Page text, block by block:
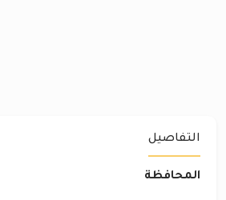
التفاصيل
المحافظة